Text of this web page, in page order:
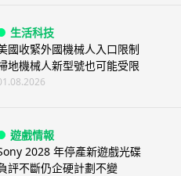
生活科技
國收緊外國機械人入口限制
地機械人新型號也可能受限
遊戲情報
2028 年停產新遊戲光碟
評不斷仍企硬計劃不變